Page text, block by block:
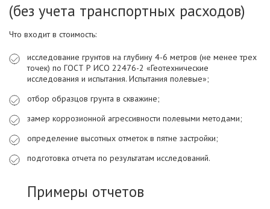
(без учета транспортных расходов)
Что входит в стоимость:
исследование грунтов на глубину 4-6 метров (не менее трех
точек) по ГОСТ Р ИСО 22476-2 «Геотехнические
исследования и испытания. Испытания полевые»;
отбор образцов грунта в скважине;
замер коррозионной агрессивности полевыми методами;
определение высотных отметок в пятне застройки;
подготовка отчета по результатам исследований.
Примеры отчетов